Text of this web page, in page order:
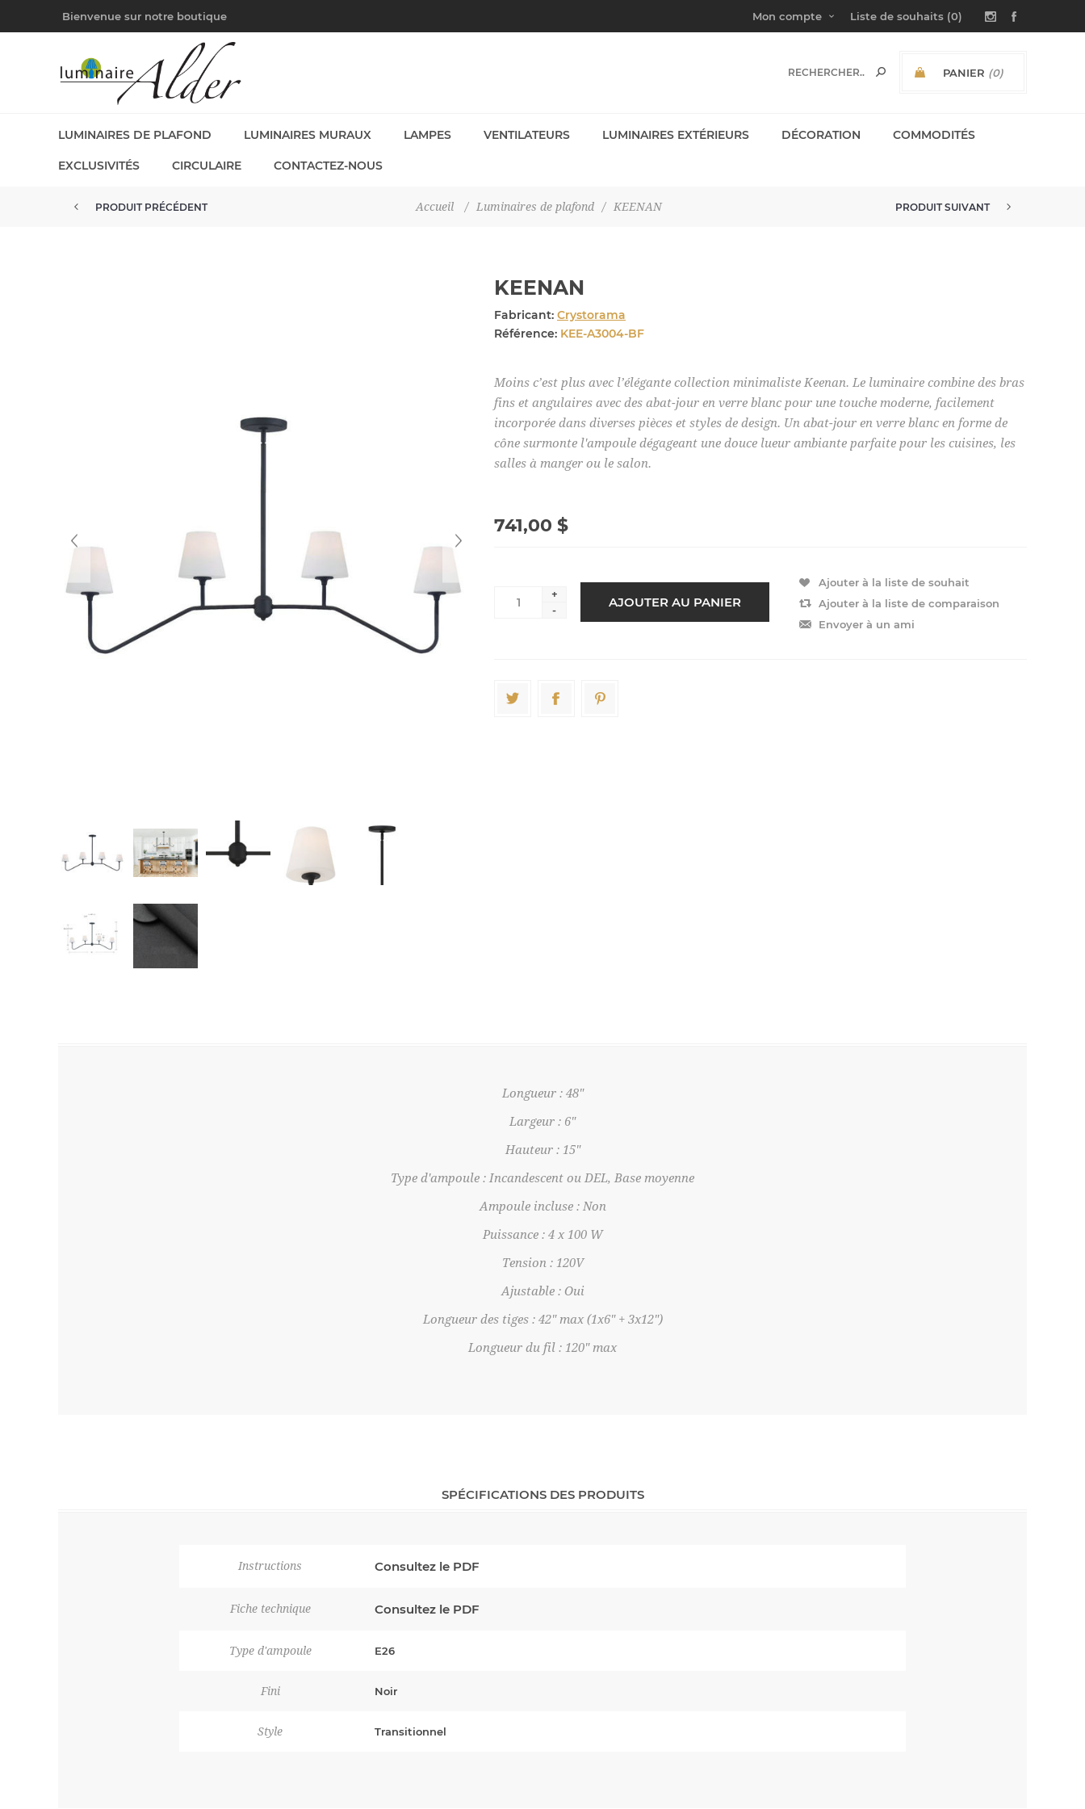
Bienvenue sur notre boutique Mon compte Liste de souhaits (0)
PANIER (0)
LUMINAIRES DE PLAFOND LUMINAIRES MURAUX LAMPES VENTILATEURS LUMINAIRES EXTÉRIEURS DÉCORATION COMMODITÉS
EXCLUSIVITÉS CIRCULAIRE CONTACTEZ-NOUS
Accueil / Luminaires de plafond / KEENAN
PRODUIT PRÉCÉDENT PRODUIT SUIVANT
KEENAN
Fabricant: Crystorama
Référence: KEE-A3004-BF
Moins c’est plus avec l’élégante collection minimaliste Keenan. Le luminaire combine des bras
fins et angulaires avec des abat-jour en verre blanc pour une touche moderne, facilement
incorporée dans diverses pièces et styles de design. Un abat-jour en verre blanc en forme de
cône surmonte l'ampoule dégageant une douce lueur ambiante parfaite pour les cuisines, les
salles à manger ou le salon.
741,00 $
+
-
Longueur : 48"
Largeur : 6"
Hauteur : 15"
Type d'ampoule : Incandescent ou DEL, Base moyenne
Ampoule incluse : Non
Puissance : 4 x 100 W
Tension : 120V
Ajustable : Oui
Longueur des tiges : 42" max (1x6" + 3x12")
Longueur du fil : 120" max
SPÉCIFICATIONS DES PRODUITS
Instructions Consultez le PDF
Fiche technique Consultez le PDF
Type d'ampoule E26
Fini Noir
Style Transitionnel